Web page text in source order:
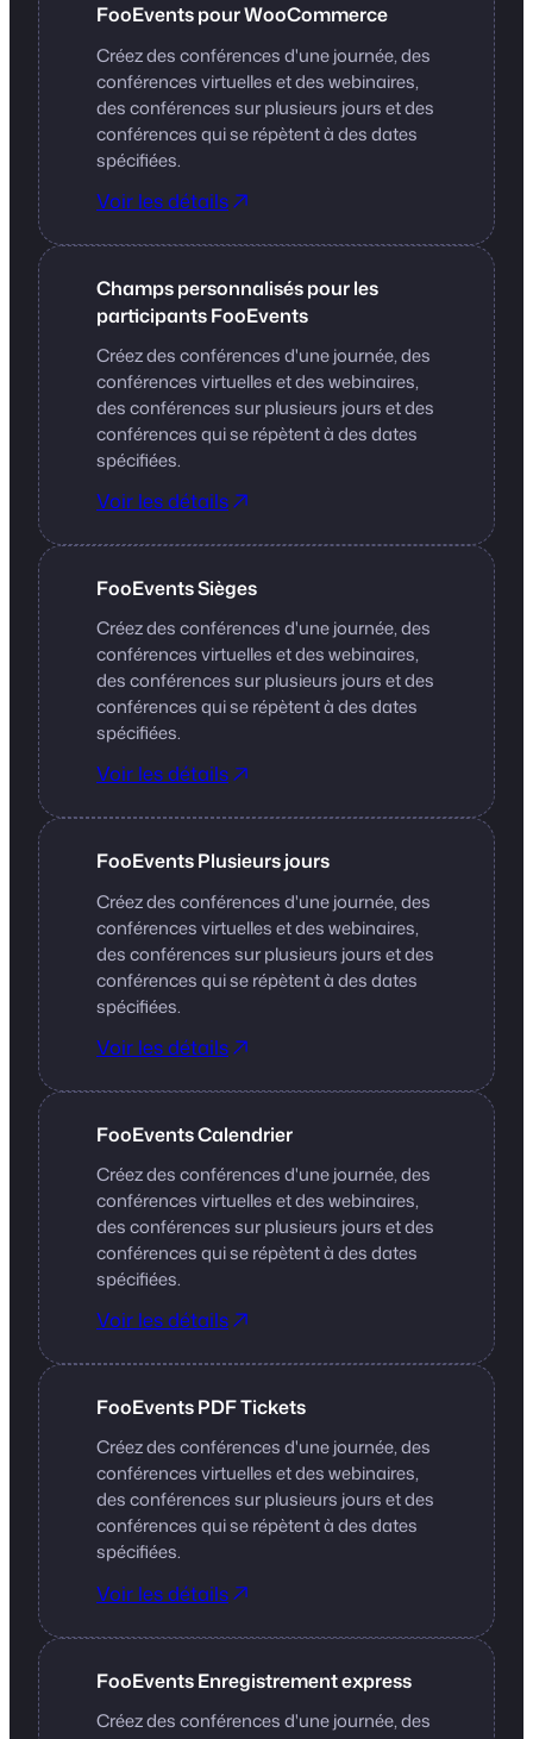
FooEvents pour WooCommerce
Créez des conférences d'une journée, des
conférences virtuelles et des webinaires,
des conférences sur plusieurs jours et des
conférences qui se répètent à des dates
spécifiées.
Voir les détails
Champs personnalisés pour les
participants FooEvents ​
Créez des conférences d'une journée, des
conférences virtuelles et des webinaires,
des conférences sur plusieurs jours et des
conférences qui se répètent à des dates
spécifiées.
Voir les détails
FooEvents Sièges
Créez des conférences d'une journée, des
conférences virtuelles et des webinaires,
des conférences sur plusieurs jours et des
conférences qui se répètent à des dates
spécifiées.
Voir les détails
FooEvents Plusieurs jours
Créez des conférences d'une journée, des
conférences virtuelles et des webinaires,
des conférences sur plusieurs jours et des
conférences qui se répètent à des dates
spécifiées.
Voir les détails
FooEvents Calendrier
Créez des conférences d'une journée, des
conférences virtuelles et des webinaires,
des conférences sur plusieurs jours et des
conférences qui se répètent à des dates
spécifiées.
Voir les détails
FooEvents PDF Tickets
Créez des conférences d'une journée, des
conférences virtuelles et des webinaires,
des conférences sur plusieurs jours et des
conférences qui se répètent à des dates
spécifiées.
Voir les détails
FooEvents Enregistrement express
Créez des conférences d'une journée, des